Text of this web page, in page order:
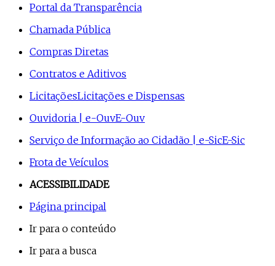
Portal da Transparência
Chamada Pública
Compras Diretas
Contratos e Aditivos
LicitaçõesLicitações e Dispensas
Ouvidoria | e-OuvE-Ouv
Serviço de Informação ao Cidadão | e-SicE-Sic
Frota de Veículos
ACESSIBILIDADE
Página principal
Ir para o conteúdo
Ir para a busca